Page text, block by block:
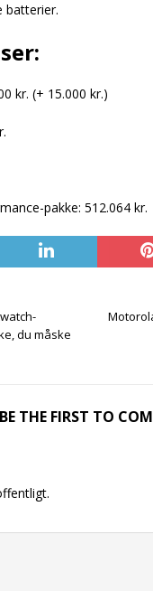
batterier.
kr. (+ 15.000 kr.)
pakke: 512.064 kr.
du måske
BE THE FIRST TO